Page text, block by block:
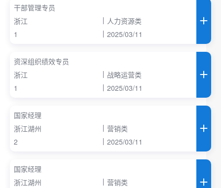
干部管理专员
浙江
人力资源类
1
2025/03/11
资深组织绩效专员
浙江
战略运营类
1
2025/03/11
国家经理
浙江湖州
营销类
2
2025/03/11
国家经理
浙江湖州
营销类